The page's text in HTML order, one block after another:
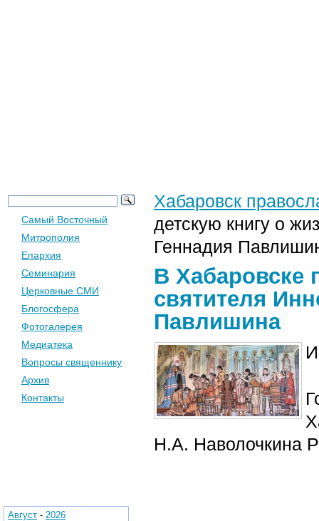
Хабаровск
детскую книгу о
Геннадия
В Хабаровске
святителя
Павлишина
Н.А. Наволочкина
Самый Восточный
Митрополия
Епархия
Семинария
Церковные СМИ
Блогосфера
Фотогалерея
Медиатека
Вопросы священнику
Архив
Контакты
Август - 2026